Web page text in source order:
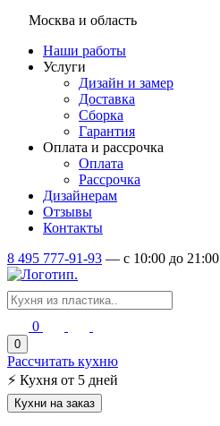
Москва и область
Наши работы
Услуги
Дизайн и замер
Доставка
Сборка
Гарантия
Оплата и рассрочка
Оплата
Рассрочка
Дизайнерам
Отзывы
Контакты
8 495 777-91-93 — c 10:00 до 21:00
0
0
Рассчитать кухню
⚡ Кухня от 5 дней
Кухни на заказ